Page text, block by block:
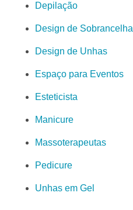
Depilação
Design de Sobrancelha
Design de Unhas
Espaço para Eventos
Esteticista
Manicure
Massoterapeutas
Pedicure
Unhas em Gel